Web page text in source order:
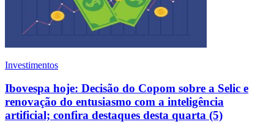
Investimentos
Ibovespa hoje: Decisão do Copom sobre a Selic e
renovação do entusiasmo com a inteligência
artificial; confira destaques desta quarta (5)